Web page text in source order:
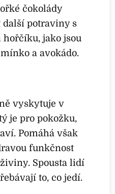
čokolády
další potraviny s
jako jsou
a avokádo.
vyskytuje v
je pro pokožku,
Pomáhá však
funkčnost
Spousta lidí
to, co jedí.